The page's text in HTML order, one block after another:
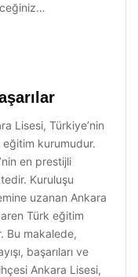
Lisesi, Türkiye’nin
kurumudur.
en prestijli
Kuruluşu
uzanan Ankara
Türk eğitim
Bu makalede,
başarıları ve
Ankara Lisesi,